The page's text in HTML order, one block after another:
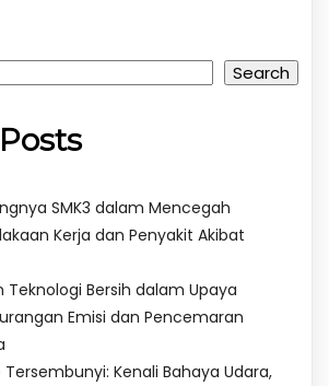
Search
SMK3 dalam Mencegah
Kerja dan Penyakit Akibat
Teknologi Bersih dalam Upaya
Emisi dan Pencemaran
Tersembunyi: Kenali Bahaya Udara,